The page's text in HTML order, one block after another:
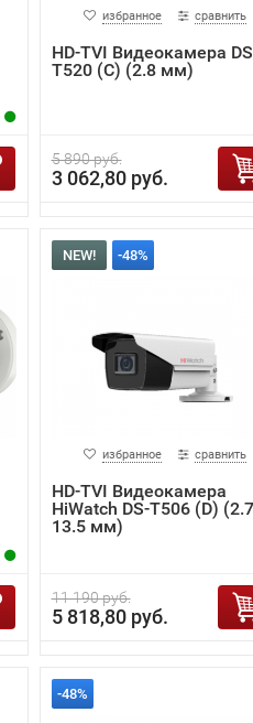
избранное сравнить
HD-TVI Видеокамера
T520 (С) (2.8 мм)
5 890 руб.
3 062,80 руб.
NEW! -48%
избранное сравнить
HD-TVI Видеокамера
HiWatch DS-T506 (D)
13.5 мм)
11 190 руб.
5 818,80 руб.
-48%